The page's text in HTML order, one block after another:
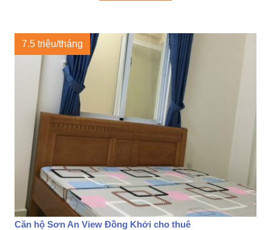
7.5 triệu/tháng
Căn hộ Sơn An View Đồng Khởi cho thuê